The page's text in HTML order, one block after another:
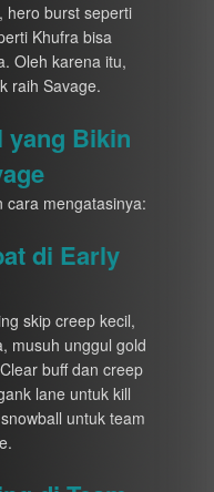
hero burst seperti
Khufra bisa
Oleh karena itu,
raih Savage.
yang Bikin
cara mengatasinya:
di Early
skip creep kecil,
musuh unggul gold
buff dan creep
lane untuk kill
untuk team